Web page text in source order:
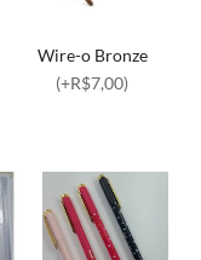
Wire-o Bronze
(+R$7,00)